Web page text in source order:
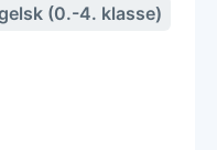
(0.-4. klasse)